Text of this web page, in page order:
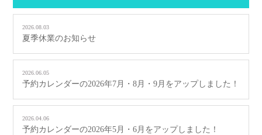
2026.08.03
夏季休業のお知らせ
2026.06.05
予約カレンダーの2026年7月・8月・9月をアップしました！
2026.04.06
予約カレンダーの2026年5月・6月をアップしました！